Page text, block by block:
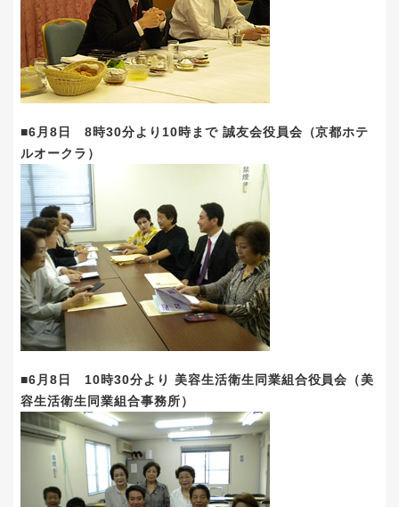
■6月8日 8時30分より10時まで 誠友会役員会（京都ホテ
ルオークラ）
■6月8日 10時30分より 美容生活衛生同業組合役員会（美
容生活衛生同業組合事務所）